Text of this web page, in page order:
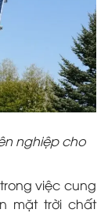
nghiệp cho
việc cung
mặt trời chất